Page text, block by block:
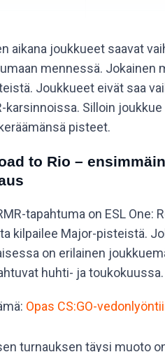
300
300
300
300
300
300 100
aikana joukkueet saavat
mennessä. Jokainen
Joukkueet eivät saa
karsinnoissa. Silloin
pisteet.
to Rio –
tapahtuma on ESL One:
kilpailee Major-pisteistä.
on erilainen
huhti- ja toukokuussa.
Opas CS:GO-
turnauksen täysi muoto